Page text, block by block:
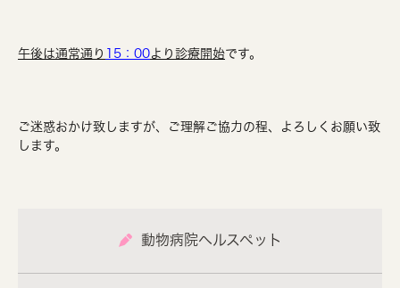
午後は通常通り 15：00より診療開始です。
ご迷惑おかけ致しますが、ご理解ご協力の程、よろしくお願い致
します。
動物病院ヘルスペット